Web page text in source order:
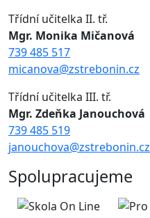
Třídní učitelka II. tř.
Mgr. Monika Mičanová
739 485 517
micanova@zstrebonin.cz
Třídní učitelka III. tř.
Mgr. Zdeňka Janouchová
739 485 519
janouchova@zstrebonin.cz
Spolupracujeme